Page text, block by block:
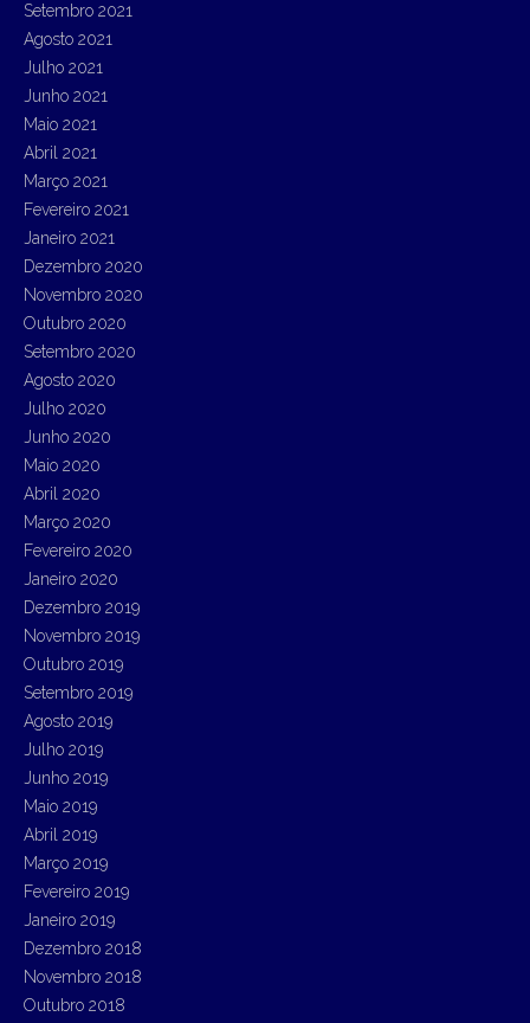
Setembro 2021
Agosto 2021
Julho 2021
Junho 2021
Maio 2021
Abril 2021
Março 2021
Fevereiro 2021
Janeiro 2021
Dezembro 2020
Novembro 2020
Outubro 2020
Setembro 2020
Agosto 2020
Julho 2020
Junho 2020
Maio 2020
Abril 2020
Março 2020
Fevereiro 2020
Janeiro 2020
Dezembro 2019
Novembro 2019
Outubro 2019
Setembro 2019
Agosto 2019
Julho 2019
Junho 2019
Maio 2019
Abril 2019
Março 2019
Fevereiro 2019
Janeiro 2019
Dezembro 2018
Novembro 2018
Outubro 2018